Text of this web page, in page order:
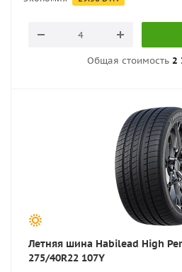
Общая стоимость 2
Летняя шина Habilead High
275/40R22 107Y